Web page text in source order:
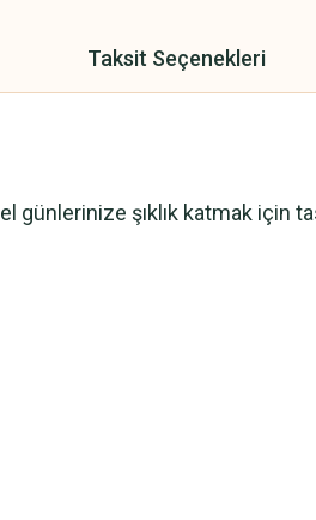
Taksit Seçenekleri
günlerinize şıklık katmak